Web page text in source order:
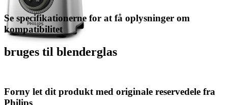
Se specifikationerne for at få oplysninger om
kompatibilitet
bruges til blenderglas
Forny let dit produkt med originale reservedele fra
Philips